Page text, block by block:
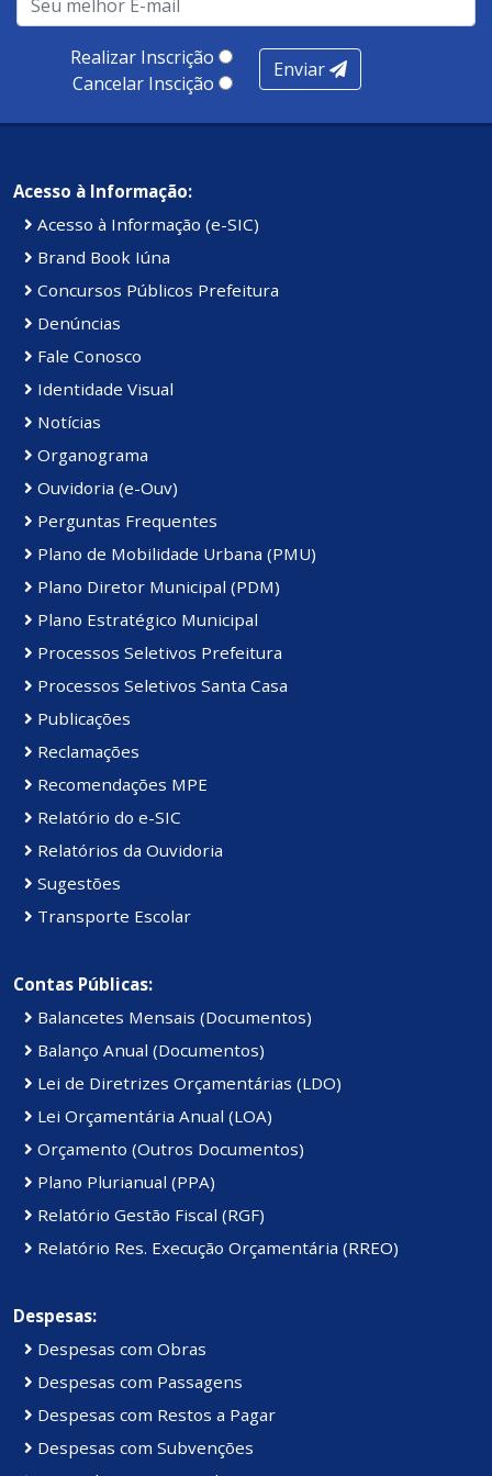
Realizar Inscrição
Cancelar Inscição
Enviar
Acesso à Informação:
Acesso à Informação (e-SIC)
Brand Book Iúna
Concursos Públicos Prefeitura
Denúncias
Fale Conosco
Identidade Visual
Notícias
Organograma
Ouvidoria (e-Ouv)
Perguntas Frequentes
Plano de Mobilidade Urbana (PMU)
Plano Diretor Municipal (PDM)
Plano Estratégico Municipal
Processos Seletivos Prefeitura
Processos Seletivos Santa Casa
Publicações
Reclamações
Recomendações MPE
Relatório do e-SIC
Relatórios da Ouvidoria
Sugestões
Transporte Escolar
Contas Públicas:
Balancetes Mensais (Documentos)
Balanço Anual (Documentos)
Lei de Diretrizes Orçamentárias (LDO)
Lei Orçamentária Anual (LOA)
Orçamento (Outros Documentos)
Plano Plurianual (PPA)
Relatório Gestão Fiscal (RGF)
Relatório Res. Execução Orçamentária (RREO)
Despesas:
Despesas com Obras
Despesas com Passagens
Despesas com Restos a Pagar
Despesas com Subvenções